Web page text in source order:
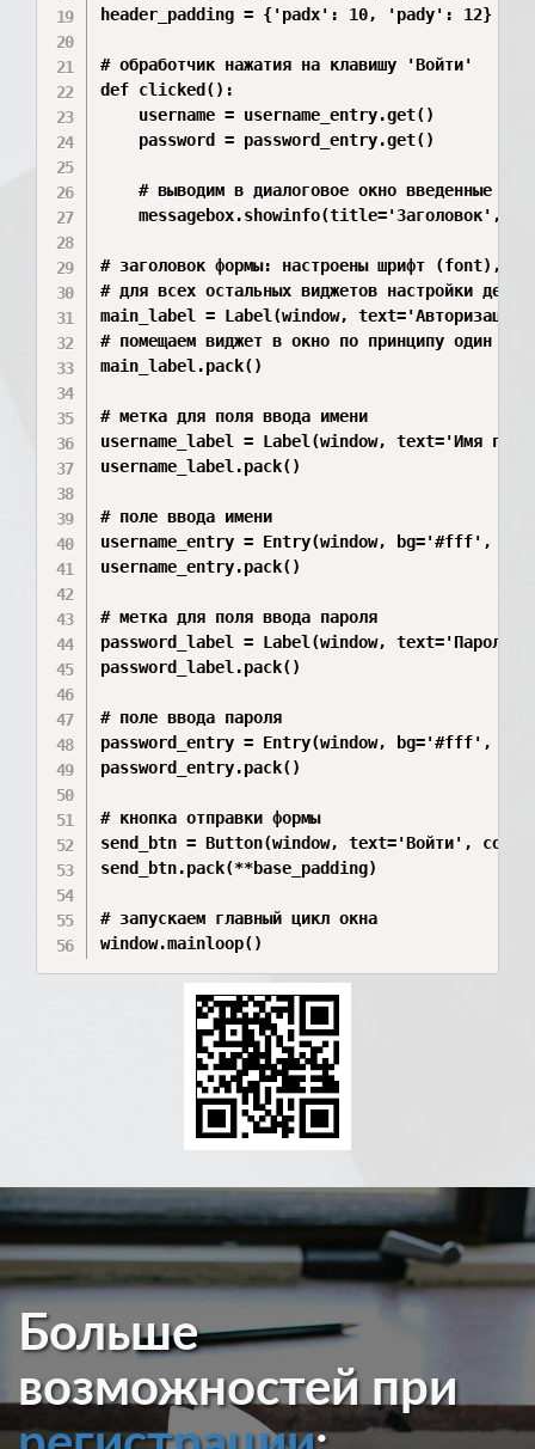
header_padding = {'padx': 10, 'pady': 12}
# обработчик нажатия на клавишу 'Войти'
def clicked():
    username = username_entry.get()
    password = password_entry.get()
# выводим в диалоговое окно введенные
messagebox.showinfo(title='Заголовок',
# заголовок формы: настроены шрифт (font),
# для всех остальных виджетов настройки
main_label = Label(window,
# помещаем виджет в окно по принципу один
main_label.pack()
# метка для поля ввода имени
username_label = Label(window, text='Имя
username_label.pack()
# поле ввода имени
username_entry = Entry(window, bg='#fff',
username_entry.pack()
# метка для поля ввода пароля
password_label = Label(window,
password_label.pack()
# поле ввода пароля
password_entry = Entry(window, bg='#fff',
password_entry.pack()
# кнопка отправки формы
send_btn = Button(window, text='Войти',
send_btn.pack(**base_padding)
# запускаем главный цикл окна
Больше
возможностей при